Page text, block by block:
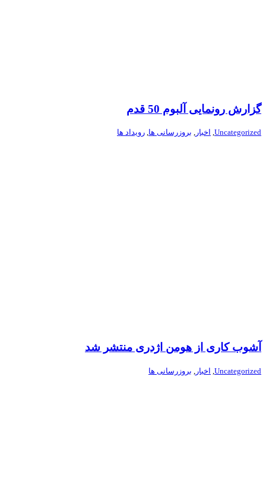
گزارش رونمایی آلبوم 50 قدم
Uncategorized
, اخبار , بروزرسانی ها, رویداد ها
آشوب کاری از هومن اژدری منتشر شد
Uncategorized اخبار بروزرسانی ها